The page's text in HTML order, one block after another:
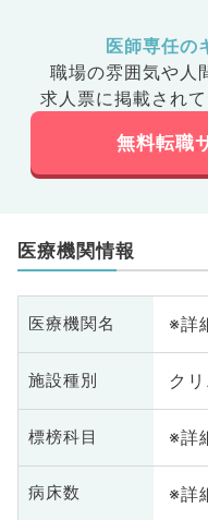
医師専任の
職場の雰囲気や人
求人票に掲載され
無料転職
医療機関情報
医療機関名 ※詳
施設種別 ク
標榜科目 ※詳
病床数 ※詳